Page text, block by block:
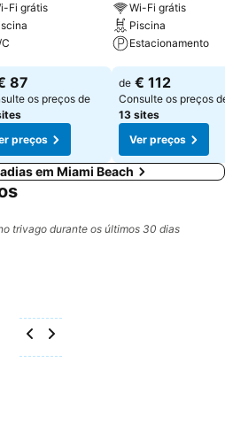
Fi grátis
87
os preços de
preços
Wi-Fi grátis
Piscina
Estacionamento
Ver preços
de € 112
Consulte os preços
13 sites
Ver preços
em Miami Beach
trivago durante os últimos 30 dias